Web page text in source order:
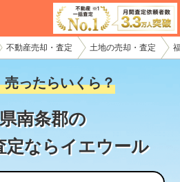
不動産売却・査定 土地の売却・査定
売ったらいくら？
南条郡の
定ならイエウール
産会社様